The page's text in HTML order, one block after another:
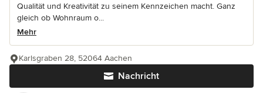
Qualität und Kreativität zu seinem Kennzeichen macht. Ganz
gleich ob Wohnraum o...
Mehr
Nachricht
Karlsgraben 28, 52064 Aachen